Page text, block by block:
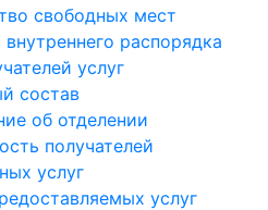
свободных мест
распорядка
услуг
состав
об отделении
получателей
услуг
услуг